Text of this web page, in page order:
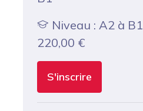
Niveau : A2 à B1
220,00 €
S'inscrire